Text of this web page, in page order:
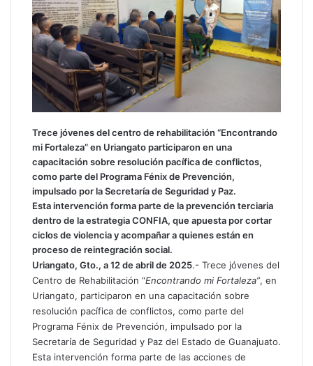
p
o
r
c
o
r
r
e
c
o
Trece jóvenes del centro de rehabilitación “Encontrando
mi Fortaleza” en Uriangato participaron en una
capacitación sobre resolución pacífica de conflictos,
como parte del Programa Fénix de Prevención,
impulsado por la Secretaría de Seguridad y Paz.
Esta intervención forma parte de la prevención terciaria
dentro de la estrategia CONFIA, que apuesta por cortar
ciclos de violencia y acompañar a quienes están en
proceso de reintegración social.
Uriangato, Gto., a 12 de abril de 2025.- Trece jóvenes del
Centro de Rehabilitación “Encontrando mi Fortaleza”, en
Uriangato, participaron en una capacitación sobre
resolución pacífica de conflictos, como parte del
Programa Fénix de Prevención, impulsado por la
Secretaría de Seguridad y Paz del Estado de Guanajuato.
Esta intervención forma parte de las acciones de